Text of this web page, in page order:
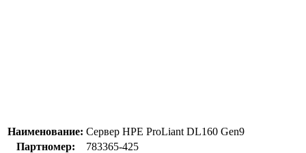
Наименование: Сервер HPE ProLiant DL160 Gen9
Партномер:
783365-425